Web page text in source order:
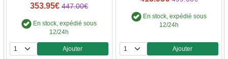
353.95€ 447.00€
En stock, expédié sous
12/24h
Quantité
Ajouter
En stock, expédié sous
12/24h
Quantité
Ajouter